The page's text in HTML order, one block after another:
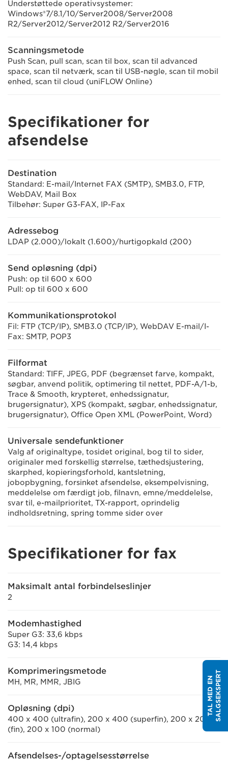
Understøttede operativsystemer:
Windows®7/8.1/10/Server2008/Server2008
R2/Server2012/Server2012 R2/Server2016
Scanningsmetode
Push Scan, pull scan, scan til box, scan til advanced
space, scan til netværk, scan til USB-nøgle, scan til mobil
enhed, scan til cloud (uniFLOW Online)
Specifikationer for
afsendelse
Destination
Standard: E-mail/Internet FAX (SMTP), SMB3.0, FTP,
WebDAV, Mail Box
Tilbehør: Super G3-FAX, IP-Fax
Adressebog
LDAP (2.000)/lokalt (1.600)/hurtigopkald (200)
Send opløsning (dpi)
Push: op til 600 x 600
Pull: op til 600 x 600
Kommunikationsprotokol
Fil: FTP (TCP/IP), SMB3.0 (TCP/IP), WebDAV E-mail/I-
Fax: SMTP, POP3
Filformat
Standard: TIFF, JPEG, PDF (begrænset farve, kompakt,
søgbar, anvend politik, optimering til nettet, PDF-A/1-b,
Trace & Smooth, krypteret, enhedssignatur,
brugersignatur), XPS (kompakt, søgbar, enhedssignatur,
brugersignatur), Office Open XML (PowerPoint, Word)
Universale sendefunktioner
Valg af originaltype, tosidet original, bog til to sider,
originaler med forskellig størrelse, tæthedsjustering,
skarphed, kopieringsforhold, kantsletning,
jobopbygning, forsinket afsendelse, eksempelvisning,
meddelelse om færdigt job, filnavn, emne/meddelelse,
svar til, e-mailprioritet, TX-rapport, oprindelig
indholdsretning, spring tomme sider over
Specifikationer for fax
Maksimalt antal forbindelseslinjer
2
Modemhastighed
Super G3: 33,6 kbps
G3: 14,4 kbps
Komprimeringsmetode
MH, MR, MMR, JBIG
Opløsning (dpi)
400 x 400 (ultrafin), 200 x 400 (superfin), 200 x 200
(fin), 200 x 100 (normal)
Afsendelses-/optagelsesstørrelse
T
A
L
M
E
D
E
N
S
A
L
G
S
E
K
S
P
E
RT